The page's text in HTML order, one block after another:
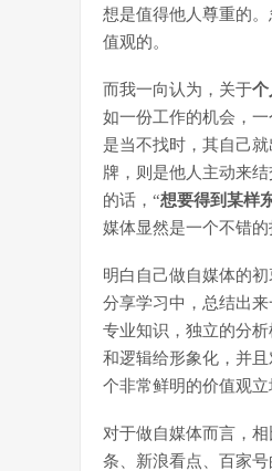
想是值得他人尊重的
值观的。
而我一向认为，关于个
如一份工作的机会，
是当不找时，其自己
牌，则是他人主动来
的话，“想要得到某样
媒体显然是一个不错的
明白自己做自媒体的
分享学习中，总结出来
专业知识，独立的分
和逻辑给形象化，并
个非常鲜明的价值观立
对于做自媒体而言，
条、新浪看点、百家